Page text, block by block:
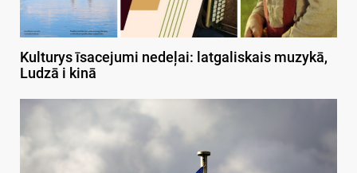
Kulturys īsacejumi nedeļai: latgaliskais muzykā,
Ludzā i kinā